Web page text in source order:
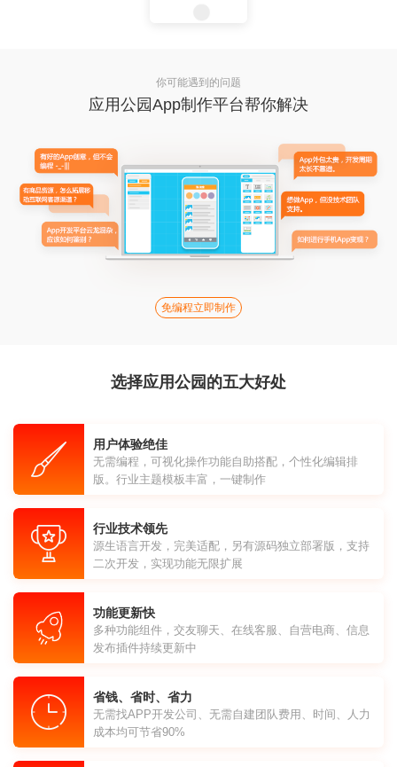
你可能遇到的问题
应用公园App制作平台帮你解决
免编程立即制作
选择应用公园的五大好处
用户体验绝佳
无需编程，可视化操作功能自助搭配，个性化编辑排
版。行业主题模板丰富，一键制作
行业技术领先
源生语言开发，完美适配，另有源码独立部署版，支持
二次开发，实现功能无限扩展
功能更新快
多种功能组件，交友聊天、在线客服、自营电商、信息
发布插件持续更新中
省钱、省时、省力
无需找APP开发公司、无需自建团队费用、时间、人力
成本均可节省90%